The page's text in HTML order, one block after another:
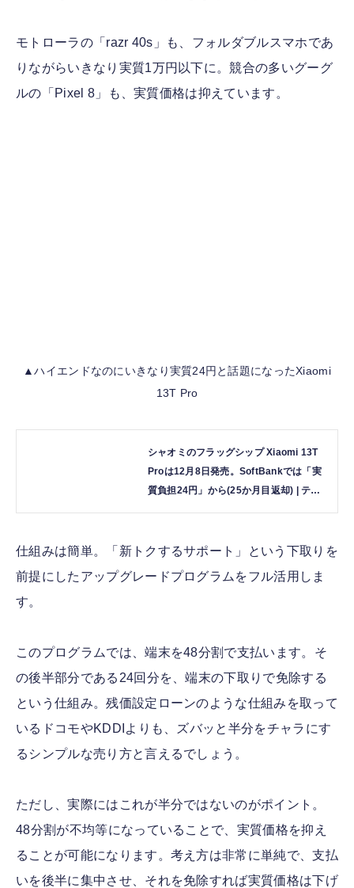
モトローラの「razr 40s」も、フォルダブルスマホであ
りながらいきなり実質1万円以下に。競合の多いグーグ
ルの「Pixel 8」も、実質価格は抑えています。
▲ハイエンドなのにいきなり実質24円と話題になったXiaomi
13T Pro
シャオミのフラッグシップ Xiaomi 13T
Proは12月8日発売。SoftBankでは「実
質負担24円」から(25か月目返却) | テク
仕組みは簡単。「新トクするサポート」という下取りを
前提にしたアップグレードプログラムをフル活用しま
す。
このプログラムでは、端末を48分割で支払います。そ
の後半部分である24回分を、端末の下取りで免除する
という仕組み。残価設定ローンのような仕組みを取って
いるドコモやKDDIよりも、ズバッと半分をチャラにす
るシンプルな売り方と言えるでしょう。
ただし、実際にはこれが半分ではないのがポイント。
48分割が不均等になっていることで、実質価格を抑え
ることが可能になります。考え方は非常に単純で、支払
いを後半に集中させ、それを免除すれば実質価格は下げ